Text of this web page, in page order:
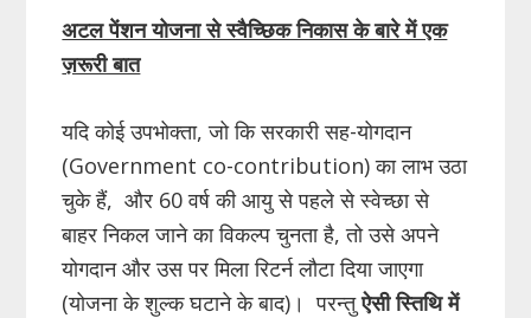
अटल पेंशन योजना से स्वैच्छिक निकास के बारे में एक
ज़रूरी बात
यदि कोई उपभोक्ता, जो कि सरकारी सह-योगदान
(Government co-contribution) का लाभ उठा
चुके हैं, और 60 वर्ष की आयु से पहले से स्वेच्छा से
बाहर निकल जाने का विकल्प चुनता है, तो उसे अपने
योगदान और उस पर मिला रिटर्न लौटा दिया जाएगा
(योजना के शुल्क घटाने के बाद)। परन्तुऐसी स्तिथि में